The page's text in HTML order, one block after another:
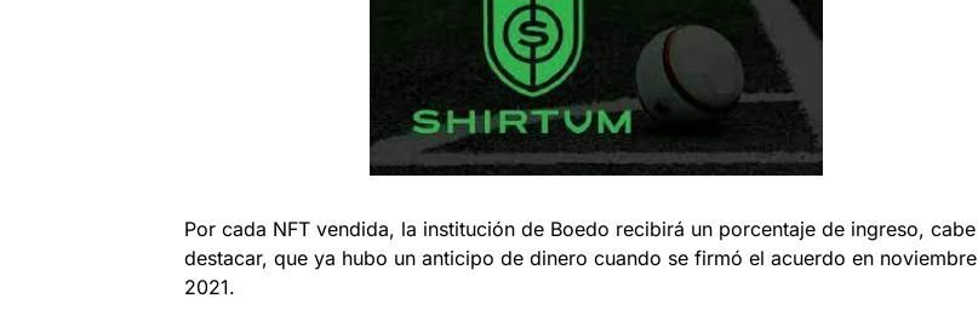
Por cada NFT vendida, la institución de Boedo recibirá un porcentaje de ingreso, cabe
destacar, que ya hubo un anticipo de dinero cuando se firmó el acuerdo en noviembre
2021.